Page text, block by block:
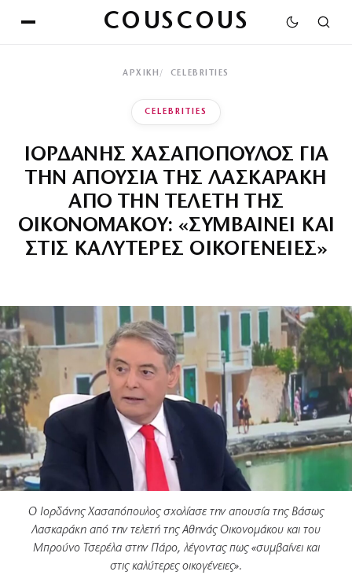
COUSCOUS
ΑΡΧΙΚΉ CELEBRITIES
CELEBRITIES
ΙΟΡΔΑΝΗΣ ΧΑΣΑΠΟΠΟΥΛΟΣ ΓΙΑ
ΤΗΝ ΑΠΟΥΣΙΑ ΤΗΣ ΛΑΣΚΑΡΑΚΗ
ΑΠΟ ΤΗΝ ΤΕΛΕΤΗ ΤΗΣ
ΟΙΚΟΝΟΜΑΚΟΥ: «ΣΥΜΒΑΙΝΕΙ ΚΑΙ
ΣΤΙΣ ΚΑΛΥΤΕΡΕΣ ΟΙΚΟΓΕΝΕΙΕΣ»
Ο Ιορδάνης Χασαπόπουλος σχολίασε την απουσία της Βάσως
Λασκαράκη από την τελετή της Αθηνάς Οικονομάκου και του
Μπρούνο Τσερέλα στην Πάρο, λέγοντας πως «συμβαίνει και
στις καλύτερες οικογένειες».